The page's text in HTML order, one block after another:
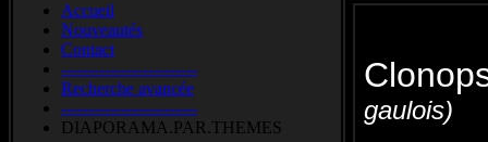
Accueil
Nouveautés
Contact
-------------------------
Recherche avancée
-------------------------
DIAPORAMA.PAR.THEMES
gaulois)